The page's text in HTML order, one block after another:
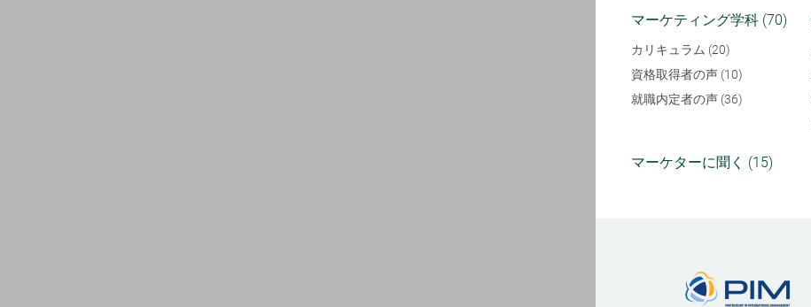
マーケティング学科 (70)
カリキュラム (20)
資格取得者の声 (10)
就職内定者の声 (36)
マーケターに聞く (15)